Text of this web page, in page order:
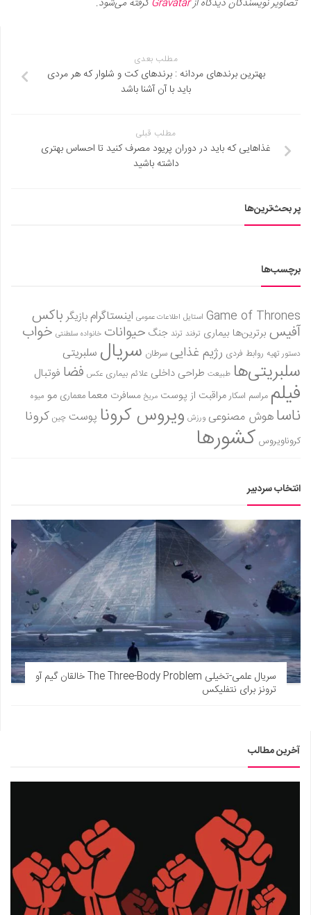
تصاویر نویسندگان دیدگاه ازGravatar گرفته می‌شود.
مطلب بعدی
بهترین برندهای مردانه : برندهای کت و شلوار که هر مردی
باید با آن آشنا باشد
مطلب قبلی
غذاهایی که باید در دوران پریود مصرف کنید تا احساس بهتری
داشته باشید
پر بحث‌ترین‌ها
برچسب‌ها
Game of Thrones استایل اطلاعات عمومی اینستاگرام بازیگر باکس
آفیس برترین‌ها بیماری ترفند ترند جنگ حیوانات خانواده سلطنتی خواب
دستور تهیه روابط فردی رژیم غذاییسرطان سریال سلبریتی
سلبریتی‌ها طبیعت طراحی داخلی علائم بیماری عکس فضا فوتبال
فیلم مراسم اسکارمراقبت از پوست مریخ مسافرت معمامعماری مو میوه
ناساهوش مصنوعی ورزش ویروس کرونا پوست چین کرونا
کروناویروس کشورها
انتخاب سردبیر
سریال علمی-تخیلی The Three-Body Problem خالقان گیم آو
ترونز برای نتفلیکس
آخرین مطالب